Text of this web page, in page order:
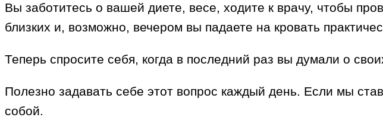
Вы заботитесь о вашей диете, весе, ходите к врачу, чтобы
близких и, возможно, вечером вы падаете на кровать
Теперь спросите себя, когда в последний раз вы думали о
Полезно задавать себе этот вопрос каждый день. Если мы
собой.